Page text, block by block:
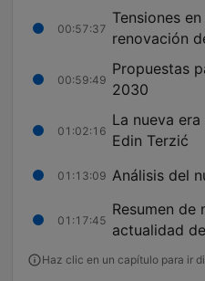
00:57:37
Tensiones
renovación
00:59:49
Propuestas
2030
01:02:16
La nueva
Edin Terzić
01:13:09 Análisis del
01:17:45
Resumen de
actualidad
Haz clic en un capítulo para ir